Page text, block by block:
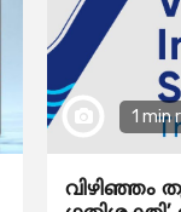
1 min
വിഴിഞ്ഞം